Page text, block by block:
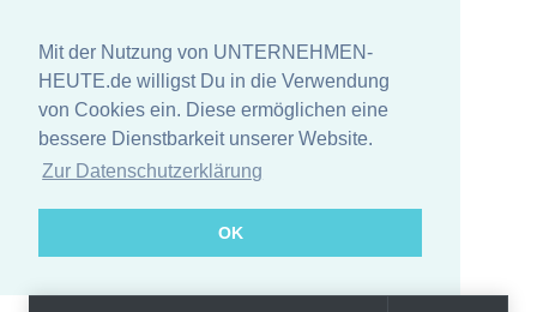
Mit der Nutzung von UNTERNEHMEN-
HEUTE.de willigst Du in die Verwendung
von Cookies ein. Diese ermöglichen eine
bessere Dienstbarkeit unserer Website.
Zur Datenschutzerklärung
OK